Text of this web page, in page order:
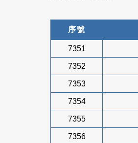
序號
7351
7352
7353
7354
7355
7356